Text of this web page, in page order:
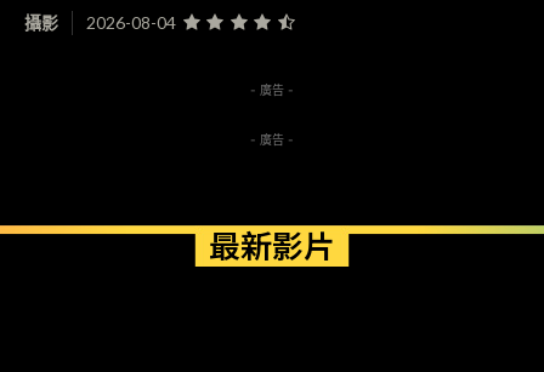
攝影 2026-08-04
- 廣告 -
- 廣告 -
最新影片